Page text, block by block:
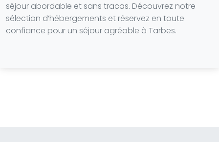
séjour abordable et sans tracas. Découvrez notre
sélection d’hébergements et réservez en toute
confiance pour un séjour agréable à Tarbes.